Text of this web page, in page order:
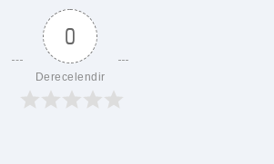
0
Derecelendir